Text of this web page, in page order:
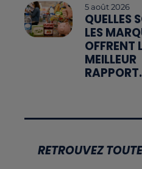
5 août 2026
QUELLES
LES
OFFRENT
MEILLEUR
RETROUVEZ